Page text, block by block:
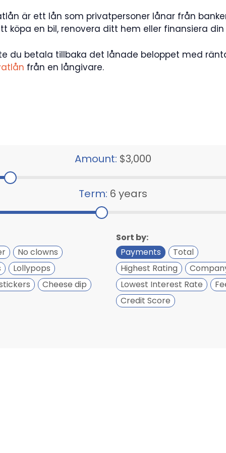
är ett lån som privatpersoner lånar från
en bil, renovera ditt hem eller finansiera
du betala tillbaka det lånade beloppet med
från en långivare.
Amount: $3,000
Term: 6 years
No clowns
Lollypops
Cheese dip
Sort by:
Payments
Total
Highest Rating
Lowest Interest Rate
Credit Score